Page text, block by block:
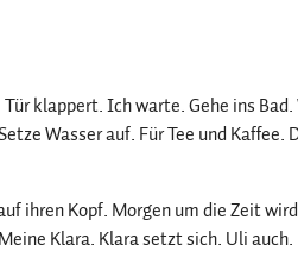
klappert. Ich warte. Gehe ins Bad.
Wasser auf. Für Tee und Kaffee.
ihren Kopf. Morgen um die Zeit
Klara. Klara setzt sich. Uli auch.